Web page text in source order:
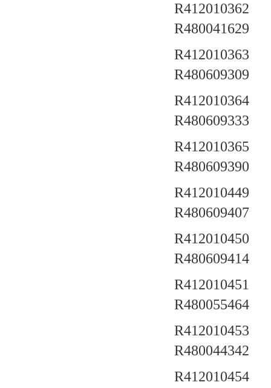
R412010362
R480041629
R412010363
R480609309
R412010364
R480609333
R412010365
R480609390
R412010449
R480609407
R412010450
R480609414
R412010451
R480055464
R412010453
R480044342
R412010454